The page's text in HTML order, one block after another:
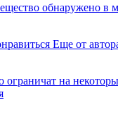
обнаружено в
Еще от
ограничат на